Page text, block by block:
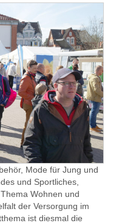
Mode für Jung und
und Sportliches,
Wohnen und
der Versorgung im
ist diesmal die